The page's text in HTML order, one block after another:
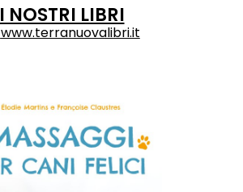
I NOSTRI LIBRI
www.terranuovalibri.it